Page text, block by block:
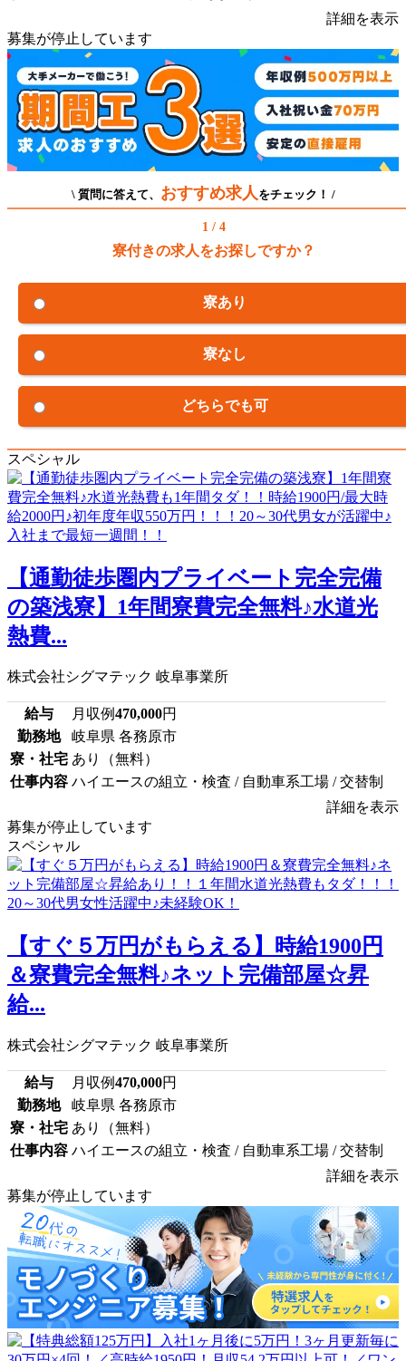
詳細を表示
募集が停止しています
\ 質問に答えて、 おすすめ求人 をチェック！ /
1 / 4
寮付きの求人をお探しですか？
寮あり
寮なし
どちらでも可
スペシャル
【通勤徒歩圏内プライベート完全完備
の築浅寮】1年間寮費完全無料♪水道光
熱費...
株式会社シグマテック 岐阜事業所
給与 月収例470,000円
勤務地
岐阜県 各務原市
寮・社宅 あり（無料）
仕事内容 ハイエースの組立・検査 / 自動車系工場 / 交替制
詳細を表示
募集が停止しています
スペシャル
【すぐ５万円がもらえる】時給1900円
＆寮費完全無料♪ネット完備部屋☆昇
給...
株式会社シグマテック 岐阜事業所
給与 月収例470,000円
勤務地
岐阜県 各務原市
寮・社宅 あり（無料）
仕事内容 ハイエースの組立・検査 / 自動車系工場 / 交替制
詳細を表示
募集が停止しています